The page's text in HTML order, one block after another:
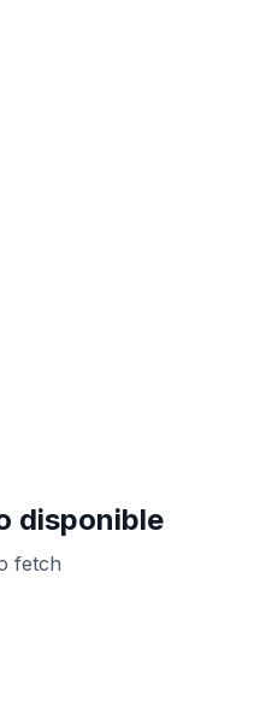
disponible
fetch